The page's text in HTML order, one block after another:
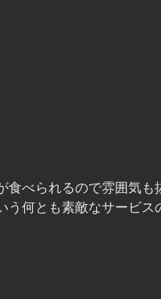
食べられるので雰囲気も
う何とも素敵なサービス